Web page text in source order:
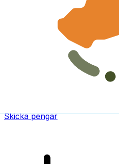
XE Internationella
Skicka pengar online snabbt,
Skicka pengar